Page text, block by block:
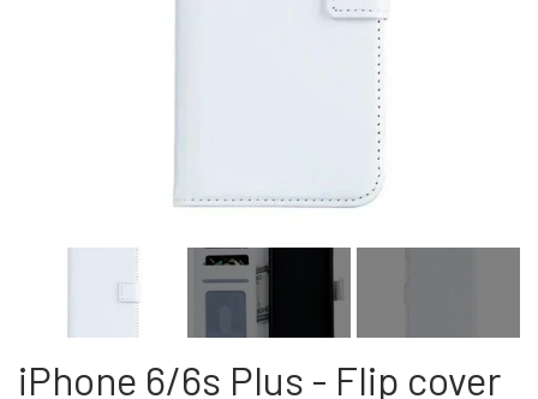
iPhone 6/6s Plus - Flip cover